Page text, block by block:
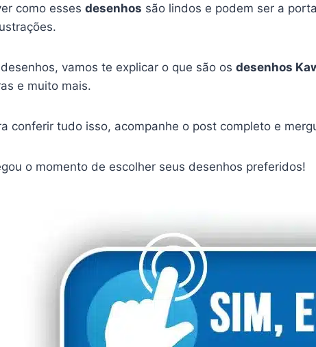
como esses desenhos são lindos e podem ser a
vamos te explicar o que são os desenhos
e muito mais.
conferir tudo isso, acompanhe o post completo e
o momento de escolher seus desenhos preferidos!